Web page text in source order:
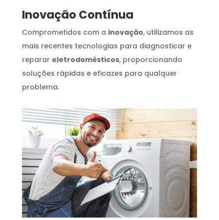
Inovação Contínua
Comprometidos com a inovação, utilizamos as
mais recentes tecnologias para diagnosticar e
reparar eletrodomésticos, proporcionando
soluções rápidas e eficazes para qualquer
problema.